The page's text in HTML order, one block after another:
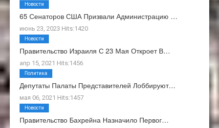
65 Сенаторов США Призвали Администрацию …
июнь 23, 2023 Hits:1420
Новости
Правительство Израиля С 23 Мая Откроет В…
апр 15, 2021 Hits:1456
Новости
Депутаты Палаты Представителей Лоббируют…
мая 06, 2021 Hits:1457
Политика
Правительство Бахрейна Назначило Первог…
Новости